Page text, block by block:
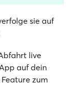
sie auf
live
auf dein
zum